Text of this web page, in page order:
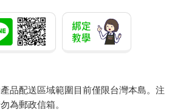
品配送區域範圍目前僅限台灣本島。注
為郵政信箱。